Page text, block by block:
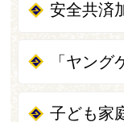
安全共済
「ヤン
子ども家